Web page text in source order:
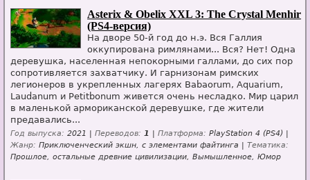
Asterix & Obelix XXL 3: The Crystal Menhir
(PS4-версия)
На дворе 50-й год до н.э. Вся Галлия
оккупирована римлянами... Вся? Нет! Одна
деревушка, населенная непокорными галлами, до сих пор
сопротивляется захватчику. И гарнизонам римских
легионеров в укрепленных лагерях Babaorum, Aquarium,
Laudanum и Petitbonum живется очень несладко. Мир царил
в маленькой армориканской деревушке, где жители
предавались...
Год выпуска: 2021 | Переводов: 1 Платформа: PlayStation 4 (PS4) |
Жанр: Приключенческий экшн, с элементами файтинга | Тематика:
Прошлое, остальные древние цивилизации, Вымышленное, Юмор